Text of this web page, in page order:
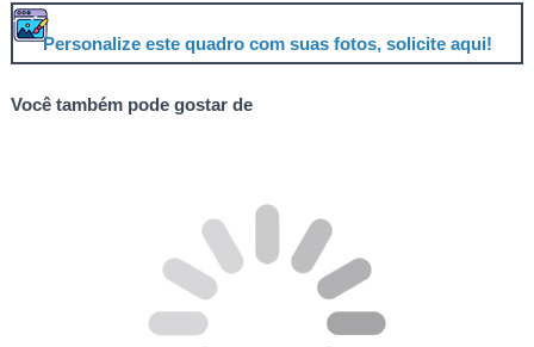
Personalize este quadro com suas fotos, solicite aqui!
Você também pode gostar de